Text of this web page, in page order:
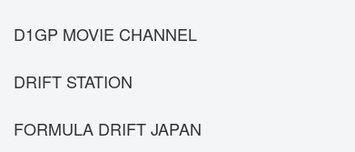
SUBARU レヴォーグstisports
SRT Viper GTS
D1GP MOVIE CHANNEL
DRIFT STATION
FORMULA DRIFT JAPAN